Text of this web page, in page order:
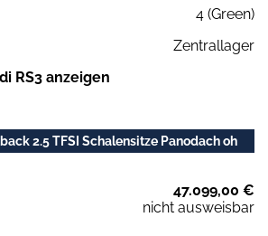
4 (Green)
Zentrallager
RS3 anzeigen
2.5 TFSI Schalensitze Panodach oh
47.099,00 €
nicht ausweisbar